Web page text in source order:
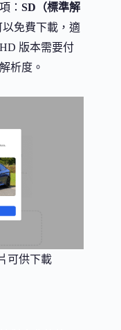
： SD（標準解
以免費下載，適
版本需要付
析度。
可供下載